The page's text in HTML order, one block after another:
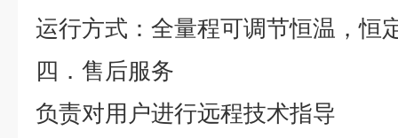
运行方式：全量程可调节恒温，恒
四．售后服务
负责对用户进行远程技术指导